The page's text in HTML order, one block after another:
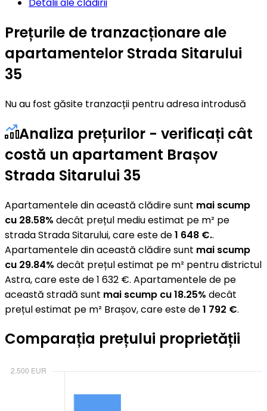
Prețurile de tranzacționare ale
apartamentelor Strada Sitarului
35
Nu au fost găsite tranzacții pentru adresa introdusă
Analiza prețurilor - verificați cât
costă un apartament Brașov
Strada Sitarului 35
Apartamentele din această clădire sunt mai scump
cu 28.58% decât prețul mediu estimat pe m² pe
strada Strada Sitarului, care este de1 648 €..
Apartamentele din această clădire sunt mai scump
cu 29.84% decât prețul estimat pe m² pentru districtul
Astra, care este de 1 632 €. Apartamentele de pe
această stradă sunt mai scump cu 18.25% decât
prețul estimat pe m² Brașov, care este de1 792 €.
Comparația prețului proprietății